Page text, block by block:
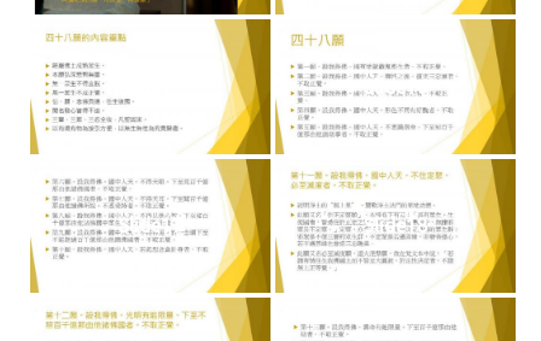
Slide16
Slide17 Slide18